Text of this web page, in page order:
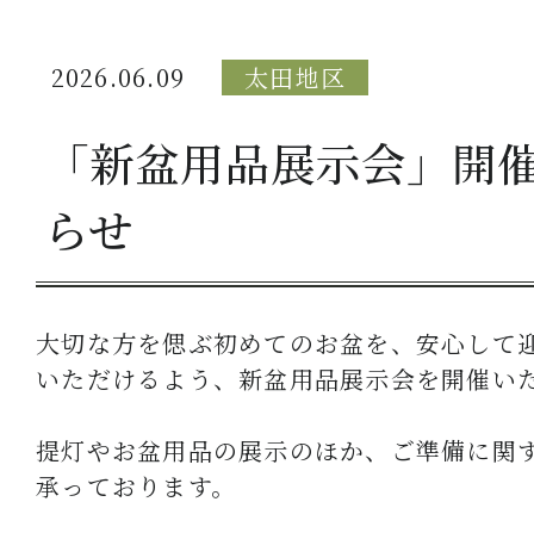
2026.06.09 太田地区
「新盆用品展示会」開
らせ
大切な方を偲ぶ初めてのお盆を、安心して
いただけるよう、新盆用品展示会を開催い
提灯やお盆用品の展示のほか、ご準備に関
承っております。